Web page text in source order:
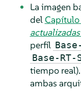
La imagen
del
perfil
Base-
tiempo
ambas